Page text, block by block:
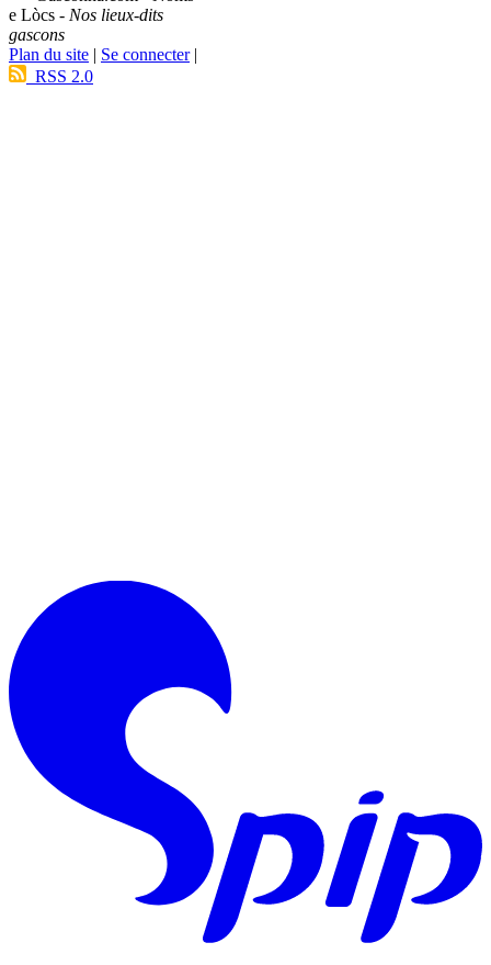
e Lòcs - Nos lieux-dits
gascons
Plan du site | Se connecter|
RSS 2.0